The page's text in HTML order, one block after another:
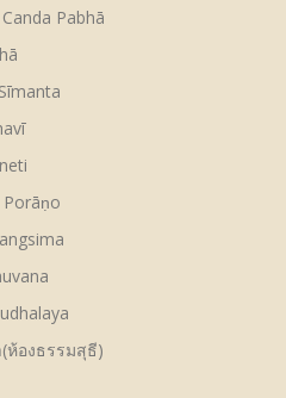
Pabhā
ห้องธรรมสุธี)